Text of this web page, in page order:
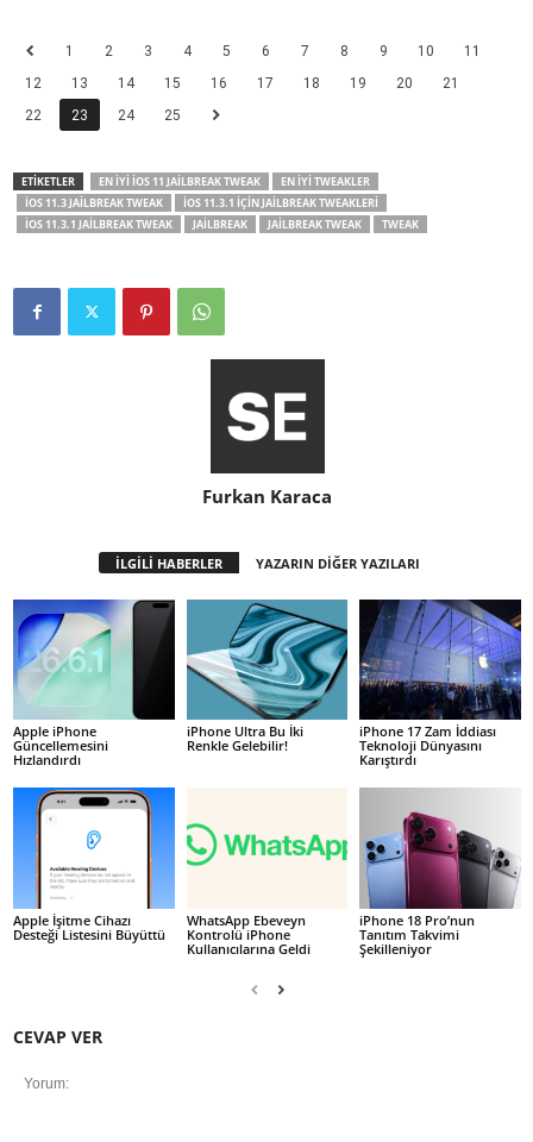
1 2 3 4 5 6 7 8 9 10
11
12
13 14 15 16 17 18 19 20
21
22
23 24 25
ETİKETLER EN İYI IOS 11 JAILBREAK TWEAK
EN İYI TWEAKLER
IOS 11.3 JAILBREAK TWEAK
IOS 11.3.1 IÇIN JAILBREAK TWEAKLERI
IOS 11.3.1 JAILBREAK TWEAK
JAILBREAK JAILBREAK TWEAK TWEAK
Furkan Karaca
İLGİLİ HABERLER YAZARIN DİĞER YAZILARI
Apple iPhone
Güncellemesini
Hızlandırdı
iPhone Ultra Bu İki
Renkle Gelebilir!
iPhone 17 Zam İddiası
Teknoloji Dünyasını
Karıştırdı
Apple İşitme Cihazı
Desteği Listesini Büyüttü
WhatsApp Ebeveyn
Kontrolü iPhone
Kullanıcılarına Geldi
iPhone 18 Pro’nun
Tanıtım Takvimi
Şekilleniyor
CEVAP VER